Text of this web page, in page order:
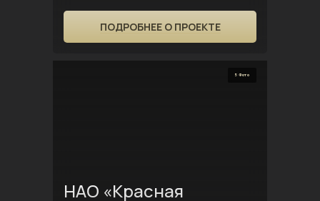
ПОДРОБНЕЕ О ПРОЕКТЕ
5 Фото
НАО «Красная